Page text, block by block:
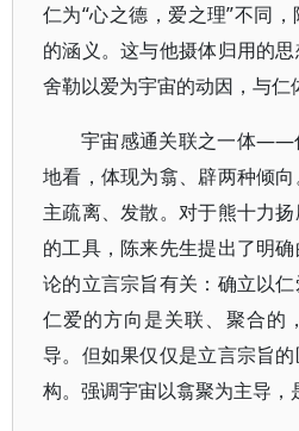
仁为“心之德，爱之理”不同
的涵义。这与他摄体归用的思
舍勒以爱为宇宙的动因，与仁
宇宙感通关联之一体——
地看，体现为翕、辟两种倾
主疏离、发散。对于熊十力
的工具，陈来先生提出了明
论的立言宗旨有关：确立以仁
仁爱的方向是关联、聚合的
导。但如果仅仅是立言宗旨
构。强调宇宙以翕聚为主导，